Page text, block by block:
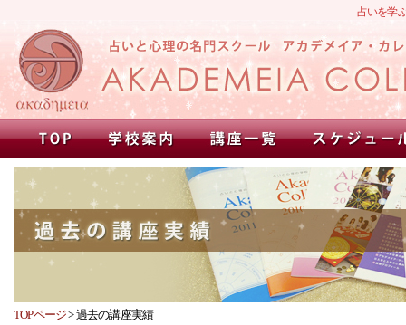
占いを学
TOPページ>過去の講座実績